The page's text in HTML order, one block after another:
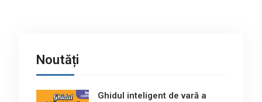
Noutăți
Ghidul inteligent de vară a